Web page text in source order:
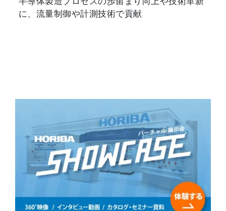
半導体製造プロセスの歩留まり向上や技術革新
に、流量制御や計測技術で貢献